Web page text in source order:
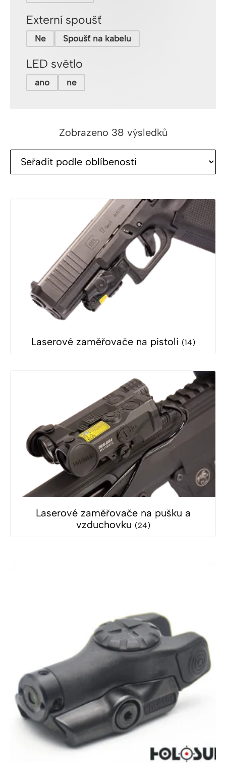
Externí spoušť
Ne Spoušť na kabelu
LED světlo
ano ne
Zobrazeno 38 výsledkůSeřazeno
oblíbenosti
Laserové zaměřovače na pistoli (14)
Laserové zaměřovače na pušku a
vzduchovku (24)